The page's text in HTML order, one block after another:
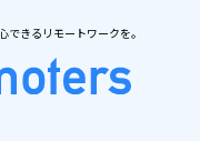
できるリモートワークを。